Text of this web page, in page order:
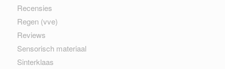
Recensies
Regen (vve)
Reviews
Sensorisch materiaal
Sinterklaas